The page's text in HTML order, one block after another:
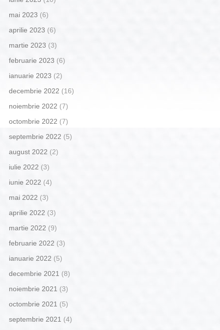
mai 2023 (6)
aprilie 2023 (6)
martie 2023 (3)
februarie 2023 (6)
ianuarie 2023 (2)
decembrie 2022 (16)
noiembrie 2022 (7)
octombrie 2022 (7)
septembrie 2022 (5)
august 2022 (2)
iulie 2022 (3)
iunie 2022 (4)
mai 2022 (3)
aprilie 2022 (3)
martie 2022 (9)
februarie 2022 (3)
ianuarie 2022 (5)
decembrie 2021 (8)
noiembrie 2021 (3)
octombrie 2021 (5)
septembrie 2021 (4)